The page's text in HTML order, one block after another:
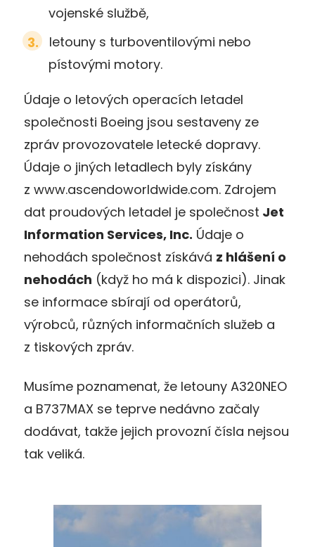
vojenské službě,
letouny s turboventilovými nebo
pístovými motory.
Údaje o letových operacích letadel
společnosti Boeing jsou sestaveny ze
zpráv provozovatele letecké dopravy.
Údaje o jiných letadlech byly získány
z www.ascendoworldwide.com. Zdrojem
dat proudových letadel je společnost Jet
Information Services, Inc. Údaje o
nehodách společnost získává z hlášení o
nehodách (když ho má k dispozici). Jinak
se informace sbírají od operátorů,
výrobců, různých informačních služeb a
z tiskových zpráv.
Musíme poznamenat, že letouny A320NEO
a B737MAX se teprve nedávno začaly
dodávat, takže jejich provozní čísla nejsou
tak veliká.